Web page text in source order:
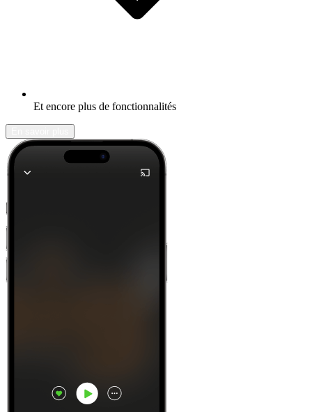
Et encore plus de fonctionnalités